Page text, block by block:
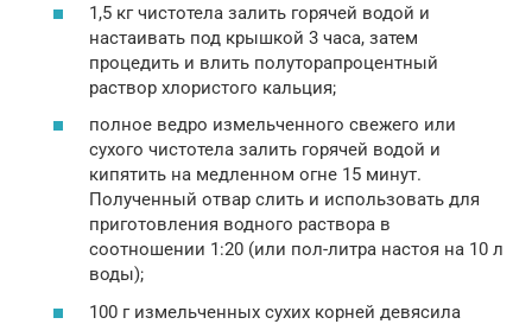
1,5 кг чистотела залить горячей водой и
настаивать под крышкой 3 часа, затем
процедить и влить полуторапроцентный
раствор хлористого кальция;
полное ведро измельченного свежего или
сухого чистотела залить горячей водой и
кипятить на медленном огне 15 минут.
Полученный отвар слить и использовать для
приготовления водного раствора в
соотношении 1:20 (или пол-литра настоя на 10 л
воды);
100 г измельченных сухих корней девясила